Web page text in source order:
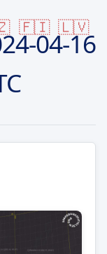
🇫🇮 🇱🇻
04-16